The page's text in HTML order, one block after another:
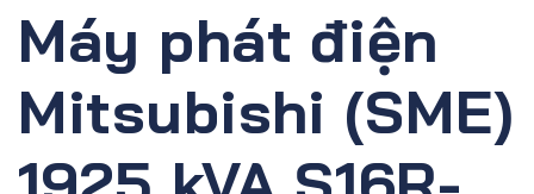
Máy phát điện
Mitsubishi (SME)